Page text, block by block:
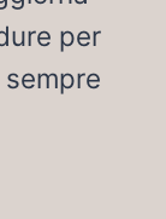
per